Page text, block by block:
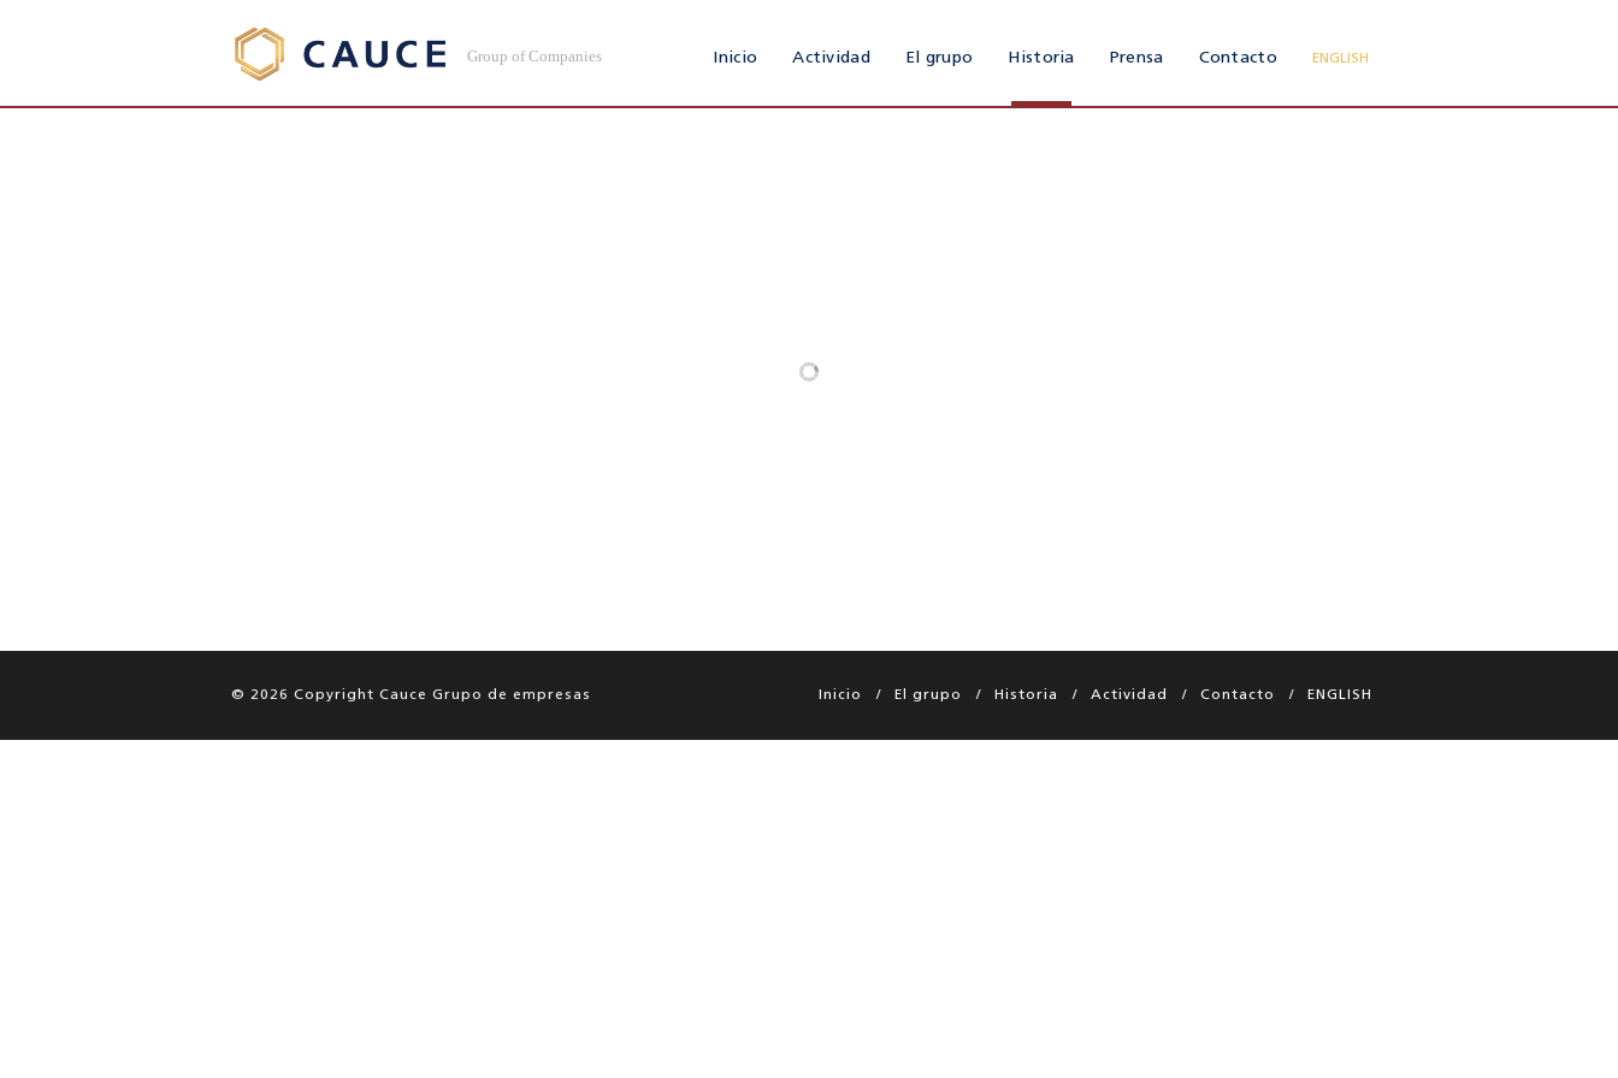
Group of Companies Inicio Actividad El grupo Historia Prensa Contacto ENGLISH
© 2026 Copyright Cauce Grupo de empresas Inicio El grupo Historia Actividad Contacto ENGLISH